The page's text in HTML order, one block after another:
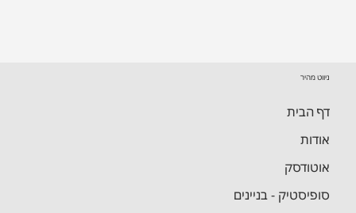
ניווט מהיר
דף הבית
אודות
אוטודסק
סופיסטיק - בניינים